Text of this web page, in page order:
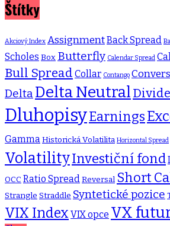
Štítky
Akciový Index AssignmentBack Spread
Scholes Box Butterfly Calendar Spread
Bull Spread Collar Contango
Delta Delta Neutral
DluhopisyEarnings
Gamma Historická Volatilita Horizontal Spread
VolatilityInvestiční fond
OCC Ratio Spread Reversal Short
Strangle Straddle Syntetické pozice
VIX Index VIX opce VX